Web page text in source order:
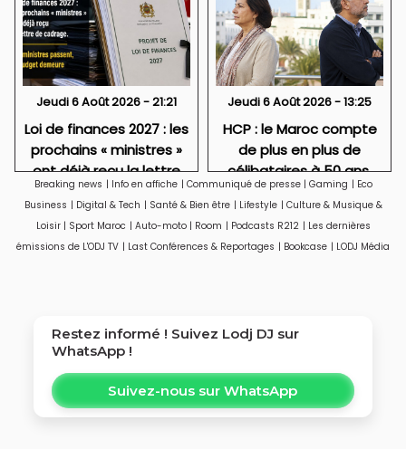
Jeudi 6 Août 2026 - 21:21
Loi de finances 2027 : les
prochains « ministres »
ont déjà reçu la lettre
de cadrage
Jeudi 6 Août 2026 - 13:25
HCP : le Maroc compte
de plus en plus de
célibataires à 50 ans,
particulièrement des
femmes
Breaking news | Info en affiche | Communiqué de presse | Gaming | Eco
Business | Digital & Tech | Santé & Bien être | Lifestyle | Culture & Musique &
Loisir | Sport Maroc | Auto-moto | Room | Podcasts R212 | Les dernières
émissions de L'ODJ TV | Last Conférences & Reportages | Bookcase | LODJ Média
Restez informé ! Suivez Lodj DJ sur
WhatsApp !
Suivez-nous sur WhatsApp